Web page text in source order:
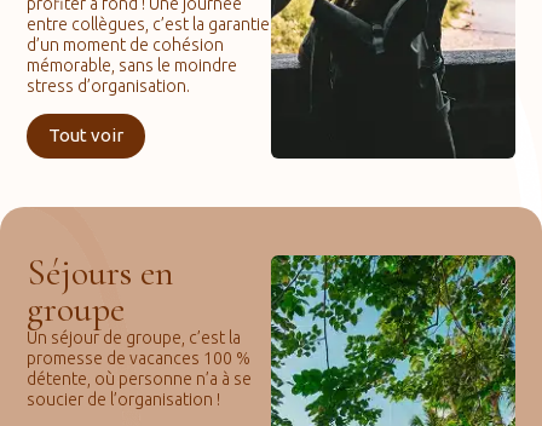
entre collègues, c’est la garantie
d’un moment de cohésion
mémorable, sans le moindre
stress d’organisation.
Tout voir
Séjours en
groupe
Un séjour de groupe, c’est la
promesse de vacances 100 %
détente, où personne n’a à se
soucier de l’organisation !